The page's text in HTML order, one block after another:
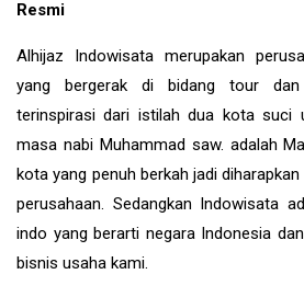
Resmi
Alhijaz Indowisata merupakan
yang bergerak di bidang tour
terinspirasi dari istilah dua kota suci
masa nabi Muhammad saw. adalah
kota yang penuh berkah jadi
perusahaan. Sedangkan Indowisata
indo yang berarti negara Indonesia
bisnis usaha kami.